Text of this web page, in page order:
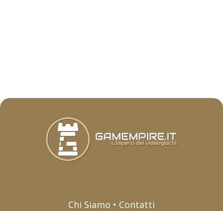
Chi Siamo • Contatti